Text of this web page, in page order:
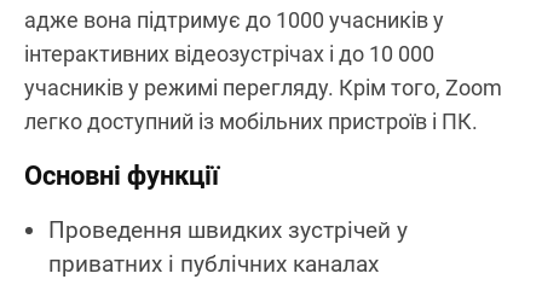
адже вона підтримує до 1000 учасників у
інтерактивних відеозустрічах і до 10 000
учасників у режимі перегляду. Крім того, Zoom
легко доступний із мобільних пристроїв і ПК.
Основні функції
Проведення швидких зустрічей у
приватних і публічних каналах